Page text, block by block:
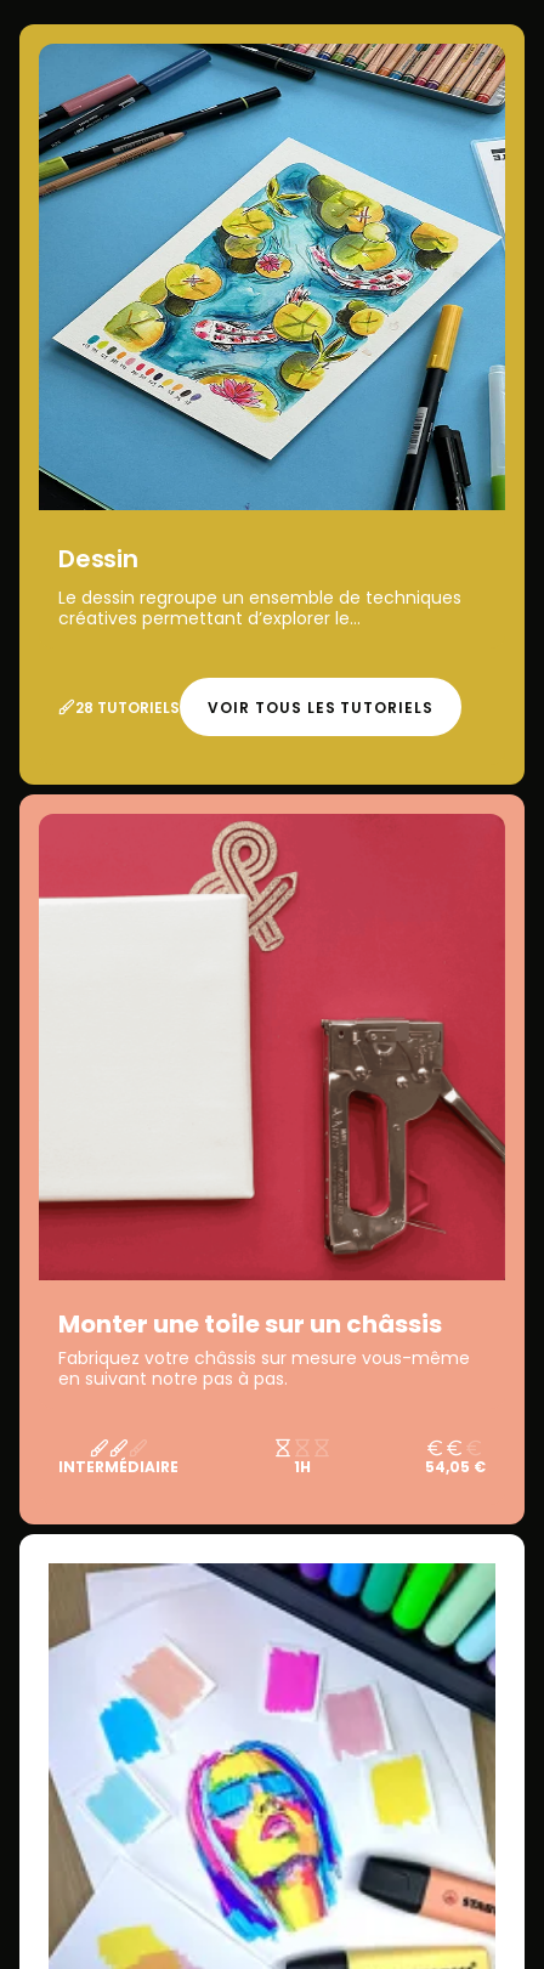
Dessin
Le dessin regroupe un ensemble de techniques
créatives permettant d’explorer le...
28 TUTORIELS VOIR TOUS LES TUTORIELS
Monter une toile sur un châssis
Fabriquez votre châssis sur mesure vous-même
en suivant notre pas à pas.
INTERMÉDIAIRE 1H 54,05 €